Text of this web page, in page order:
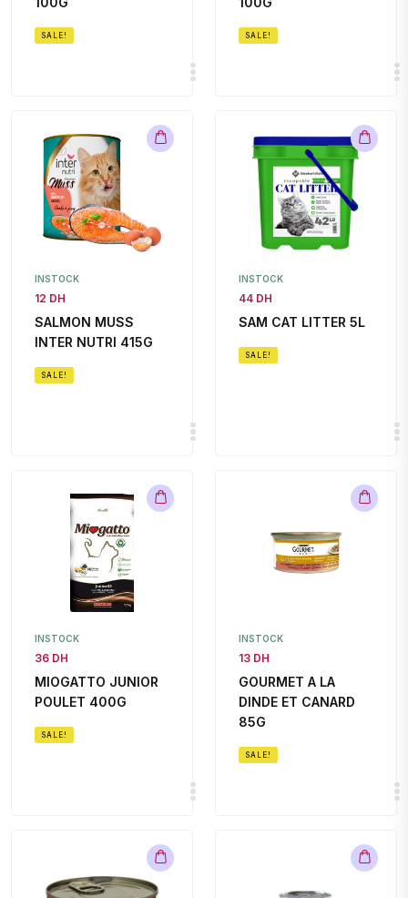
SALE! SALE!
INSTOCK
12 DH
SALMON MUSS
INTER NUTRI 415G
SALE!
INSTOCK
44 DH
SAM CAT LITTER 5L
SALE!
INSTOCK
36 DH
MIOGATTO JUNIOR
POULET 400G
SALE!
INSTOCK
13 DH
GOURMET A LA
DINDE ET CANARD
85G
SALE!